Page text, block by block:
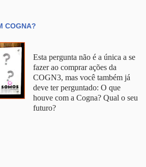
COGNA?
Esta pergunta não é a única a se
fazer ao comprar ações da
COGN3, mas você também já
deve ter perguntado: O que
houve com a Cogna? Qual o seu
futuro?